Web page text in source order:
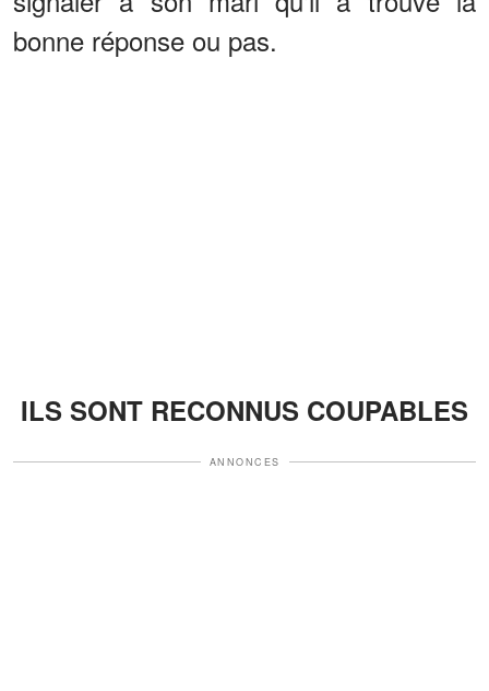
bonne réponse ou pas.
ILS SONT RECONNUS COUPABLES
ANNONCES